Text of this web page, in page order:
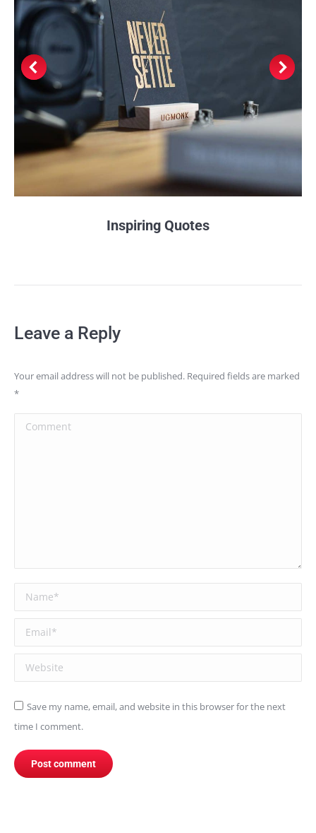
Inspiring Quotes
Leave a Reply
Your email address will not be published. Required fields are marked
*
Comment
Name *
Email *
Website
Save my name, email, and website in this browser for the next
time I comment.
Post comment